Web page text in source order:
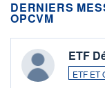
DERNIERS
OPCVM
ETF
ETF ET